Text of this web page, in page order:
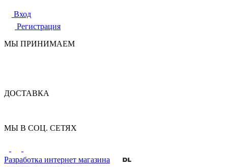
Вход
Регистрация
МЫ ПРИНИМАЕМ
ДОСТАВКА
МЫ В СОЦ. СЕТЯХ
Разработка интернет магазина